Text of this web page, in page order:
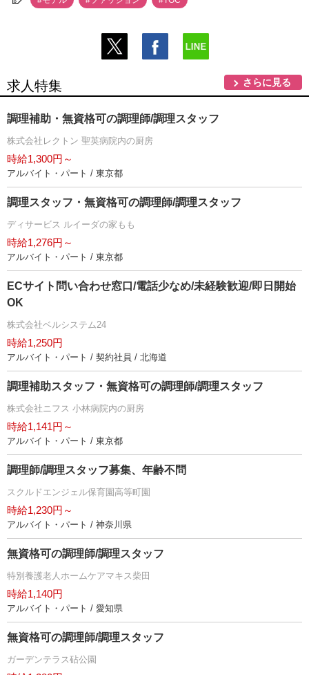
求人特集 さらに見る
調理補助・無資格可の調理師/調理スタッフ
株式会社レクトン 聖英病院内の厨房
時給1,300円～
アルバイト・パート / 東京都
調理スタッフ・無資格可の調理師/調理スタッフ
ディサービス ルイーダの家もも
時給1,276円～
アルバイト・パート / 東京都
ECサイト問い合わせ窓口/電話少なめ/未経験歓迎/即日開始
OK
株式会社ベルシステム24
時給1,250円
アルバイト・パート / 契約社員 / 北海道
調理補助スタッフ・無資格可の調理師/調理スタッフ
株式会社ニフス 小林病院内の厨房
時給1,141円～
アルバイト・パート / 東京都
調理師/調理スタッフ募集、年齢不問
スクルドエンジェル保育園高等町園
時給1,230円～
アルバイト・パート / 神奈川県
無資格可の調理師/調理スタッフ
特別養護老人ホームケアマキス柴田
時給1,140円
アルバイト・パート / 愛知県
無資格可の調理師/調理スタッフ
ガーデンテラス砧公園